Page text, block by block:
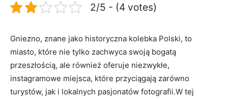
2/5 - (4 votes)
Gniezno, znane ‍jako historyczna kolebka Polski, to
miasto, które nie tylko zachwyca swoją bogatą
przeszłością, ale również oferuje ​niezwykłe,
instagramowe miejsca,⁣ które przyciągają zarówno
turystów, jak i lokalnych pasjonatów fotografii.W tej